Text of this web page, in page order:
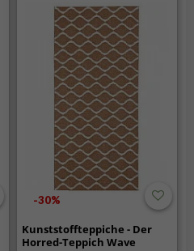
-30%
Kunststoffteppiche - Der
Horred-Teppich Wave